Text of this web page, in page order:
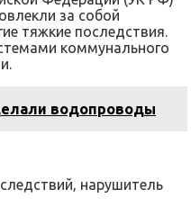
за собой
тяжкие последствия.
коммунального
водопроводы
нарушитель